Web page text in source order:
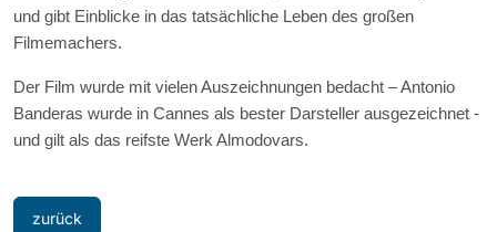
und gibt Einblicke in das tatsächliche Leben des großen
Filmemachers.
Der Film wurde mit vielen Auszeichnungen bedacht – Antonio
Banderas wurde in Cannes als bester Darsteller ausgezeichnet -
und gilt als das reifste Werk Almodovars.
zurück